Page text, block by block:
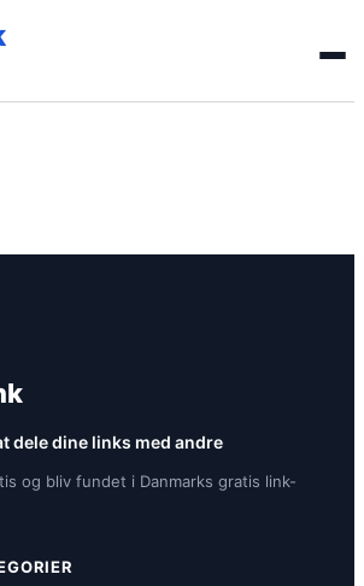
dele dine links med andre
og bliv fundet i Danmarks gratis link-